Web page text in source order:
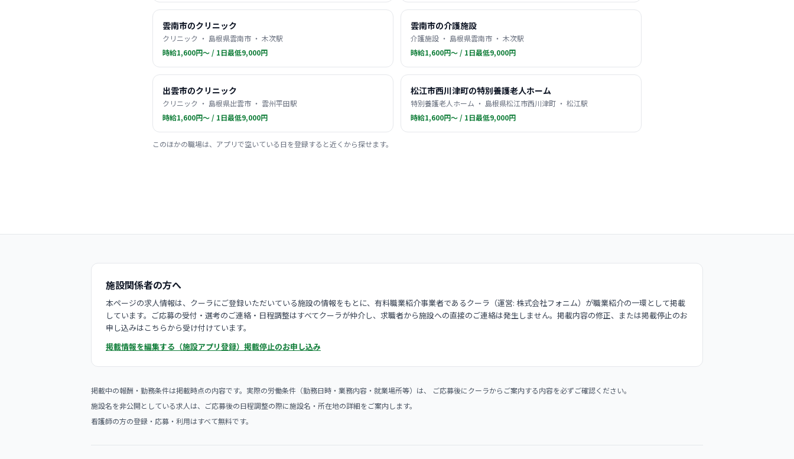
雲南市のクリニック
クリニック ・ 島根県雲南市 ・ 木次駅
時給1,600円〜 / 1日最低9,000円
雲南市の介護施設
介護施設 ・ 島根県雲南市 ・ 木次駅
時給1,600円〜 / 1日最低9,000円
出雲市のクリニック
クリニック ・ 島根県出雲市 ・ 雲州平田駅
時給1,600円〜 / 1日最低9,000円
松江市西川津町の特別養護老人ホーム
特別養護老人ホーム ・ 島根県松江市西川津町 ・ 松江駅
時給1,600円〜 / 1日最低9,000円
このほかの職場は、アプリで空いている日を登録すると近くから探せます。
施設関係者の方へ
本ページの求人情報は、クーラにご登録いただいている施設の情報をもとに、有料職業紹介事業者であるクーラ（運営: 株式会社フォニム）が職業紹介の一環として掲載
しています。ご応募の受付・選考のご連絡・日程調整はすべてクーラが仲介し、求職者から施設への直接のご連絡は発生しません。掲載内容の修正、または掲載停止のお
申し込みはこちらから受け付けています。
掲載情報を編集する（施設アプリ登録） 掲載停止のお申し込み
掲載中の報酬・勤務条件は掲載時点の内容です。実際の労働条件（勤務日時・業務内容・就業場所等）は、 ご応募後にクーラからご案内する内容を必ずご確認ください。
施設名を非公開としている求人は、ご応募後の日程調整の際に施設名・所在地の詳細をご案内します。
看護師の方の登録・応募・利用はすべて無料です。